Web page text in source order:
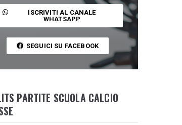
ISCRIVITI AL CANALE
WHATSAPP
SEGUICI SU FACEBOOK
PARTITE SCUOLA CALCIO